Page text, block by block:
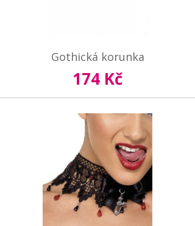
Gothická korunka
174 Kč